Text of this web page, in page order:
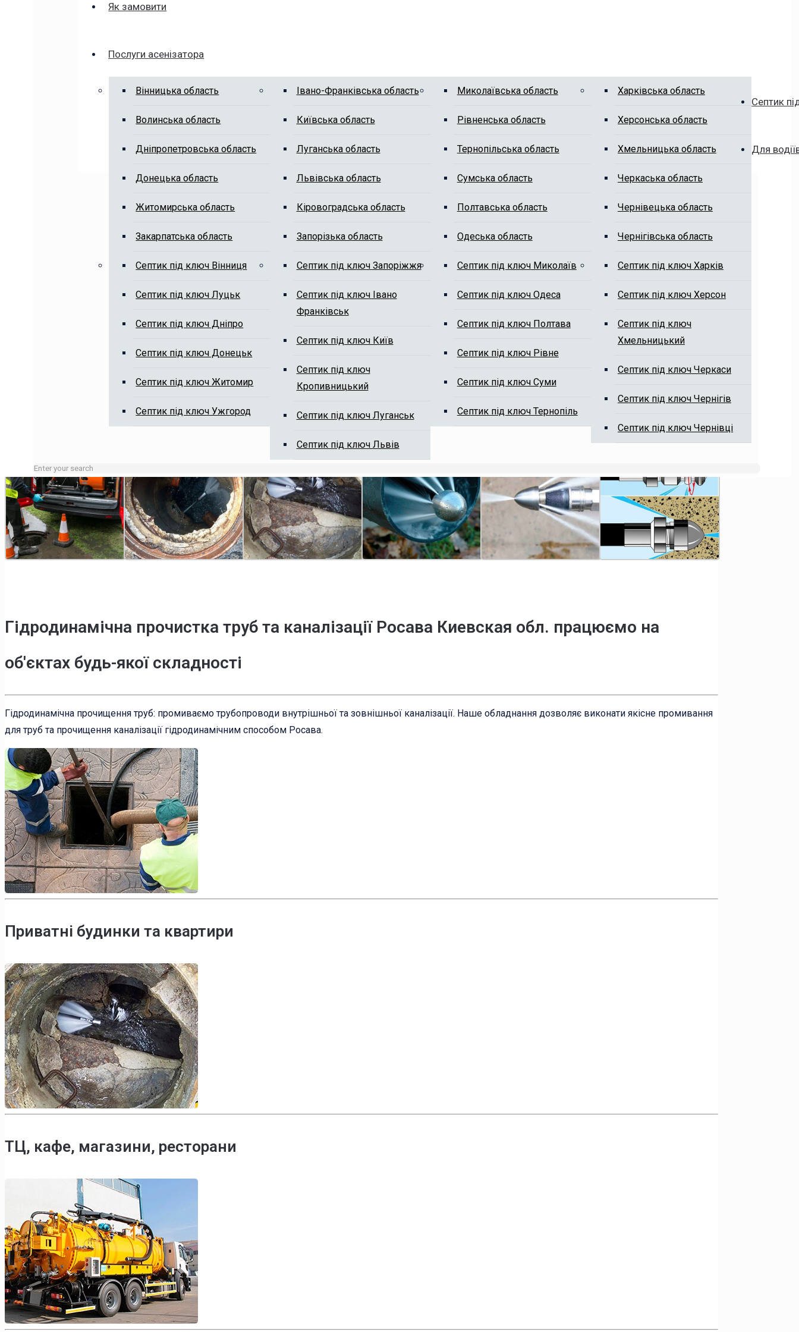
Як замовити
Послуги асенізатора
Вінницька область
Волинська область
Дніпропетровська область
Донецька область
Житомирська область
Закарпатська область
Івано-Франківська область
Київська область
Луганська область
Львівська область
Кіровоградська область
Запорізька область
Миколаївська область
Рівненська область
Тернопільська область
Сумська область
Полтавська область
Одеська область
Харківська область
Херсонська область
Хмельницька область
Черкаська область
Чернівецька область
Чернігівська область
Септик
Септик під ключ Вінниця
Септик під ключ Луцьк
Септик під ключ Дніпро
Септик під ключ Донецьк
Септик під ключ Житомир
Септик під ключ Ужгород
Септик під ключ Запоріжжя
Септик під ключ Івано
Франківськ
Септик під ключ Київ
Септик під ключ
Кропивницький
Септик під ключ Луганськ
Септик під ключ Львів
Септик під ключ Миколаїв
Септик під ключ Одеса
Септик під ключ Полтава
Септик під ключ Рівне
Септик під ключ Суми
Септик під ключ Тернопіль
Септик під ключ Харків
Септик під ключ Херсон
Септик під ключ
Хмельницький
Септик під ключ Черкаси
Септик під ключ Чернігів
Септик під ключ Чернівці
Для
Викачка вигрібних ям, чистка ям від мулу
Зайняті лінії або неробочий час залишайте заявку на сайті, ми Вам передзвонимо.
Гідродинамічна прочистка труб та каналізації Росава Киевская обл. працюємо на
об'єктах будь-якої складності
Гідродинамічна прочищення труб: промиваємо трубопроводи внутрішньої та зовнішньої каналізації. Наше обладнання дозволяє виконати якісне промивання
для труб та прочищення каналізації гідродинамічним способом Росава.
Приватні будинки та квартири
ТЦ, кафе, магазини, ресторани